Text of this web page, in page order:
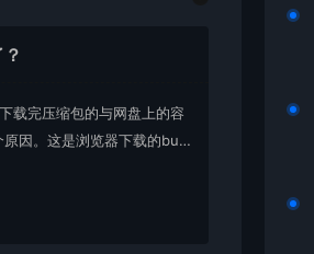
载完压缩包的与网盘上的容
因。这是浏览器下载的bu